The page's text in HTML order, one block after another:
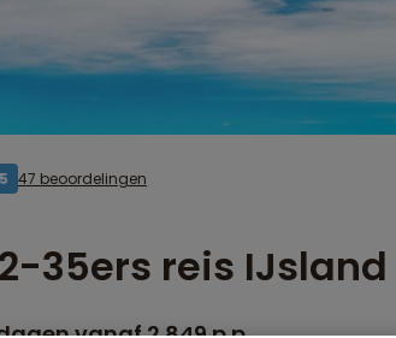
47 beoordelingen
35ers reis IJsland